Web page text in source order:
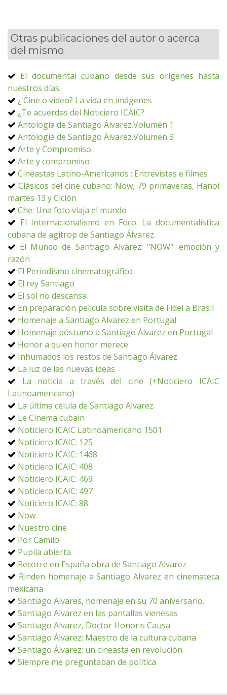
Otras publicaciones del autor o acerca
del mismo
El documental cubano desde sus orígenes hasta
nuestros días.
¿ Cine o video? La vida en imágenes
¿Te acuerdas del Noticiero ICAIC?
Antología de Santiago Álvarez.Volumen 1
Antología de Santiago Álvarez.Volumen 3
Arte y Compromiso
Arte y compromiso
Cineastas Latino-Americanos : Entrevistas e filmes
Clásicos del cine cubano: Now, 79 primaveras, Hanoi
martes 13 y Ciclón
Che: Una foto viaja el mundo
El Internacionalismo en Foco. La documentalística
cubana de agitrop de Santiago Álvarez.
El Mundo de Santiago Alvarez: "NOW": emoción y
razón
El Periodismo cinematográfico
El rey Santiago
El sol no descansa
En preparación película sobre visita de Fidel a Brasil
Homenaje a Santiago Alvarez en Portugal
Homenaje póstumo a Santiago Álvarez en Portugal
Honor a quien honor merece
Inhumados los restos de Santiago Álvarez
La luz de las nuevas ideas
La noticia a través del cine (+Noticiero ICAIC
Latinoamericano)
La última célula de Santiago Alvarez
Le Cinema cubain
Noticiero ICAIC Latinoamericano 1501
Noticiero ICAIC: 125
Noticiero ICAIC: 1468
Noticiero ICAIC: 408
Noticiero ICAIC: 469
Noticiero ICAIC: 497
Noticiero ICAIC: 88
Now.
Nuestro cine
Por Camilo
Pupila abierta
Recorre en España obra de Santiago Alvarez
Rinden homenaje a Santiago Alvarez en cinemateca
mexicana
Santiago Alvares, homenaje en su 70 aniversario.
Santiago Alvarez en las pantallas vienesas
Santiago Alvarez, Doctor Honoris Causa
Santiago Álvarez: Maestro de la cultura cubana
Santiago Álvarez: un cineasta en revolución.
Siempre me preguntaban de política